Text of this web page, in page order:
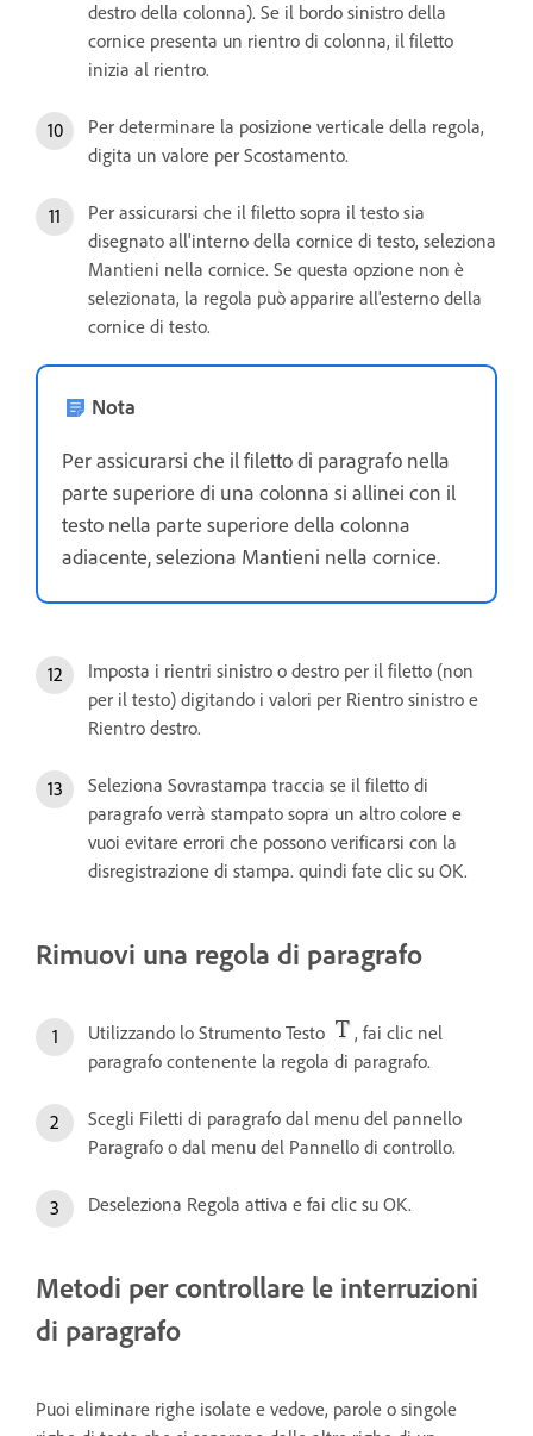
destro della colonna). Se il bordo sinistro della
cornice presenta un rientro di colonna, il filetto
inizia al rientro.
Per determinare la posizione verticale della regola,
digita un valore per Scostamento.
Per assicurarsi che il filetto sopra il testo sia
disegnato all'interno della cornice di testo, seleziona
Mantieni nella cornice. Se questa opzione non è
selezionata, la regola può apparire all'esterno della
cornice di testo.
Nota
Per assicurarsi che il filetto di paragrafo nella
parte superiore di una colonna si allinei con il
testo nella parte superiore della colonna
adiacente, seleziona Mantieni nella cornice.
Imposta i rientri sinistro o destro per il filetto (non
per il testo) digitando i valori per Rientro sinistro e
Rientro destro.
Seleziona Sovrastampa traccia se il filetto di
paragrafo verrà stampato sopra un altro colore e
vuoi evitare errori che possono verificarsi con la
disregistrazione di stampa. quindi fate clic su OK.
Rimuovi una regola di paragrafo
Utilizzando lo Strumento Testo
, fai clic nel
paragrafo contenente la regola di paragrafo.
Scegli Filetti di paragrafo dal menu del pannello
Paragrafo o dal menu del Pannello di controllo.
Deseleziona Regola attiva e fai clic su OK.
Metodi per controllare le interruzioni
di paragrafo
Puoi eliminare righe isolate e vedove, parole o singole